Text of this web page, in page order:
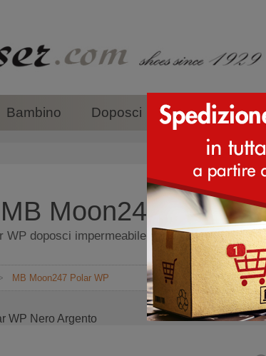
Bambino Doposci Accessori
Moon247 Polar
WP doposci impermeabile da uomo a stivaletto
MB Moon247 Polar WP
WP Nero Argento